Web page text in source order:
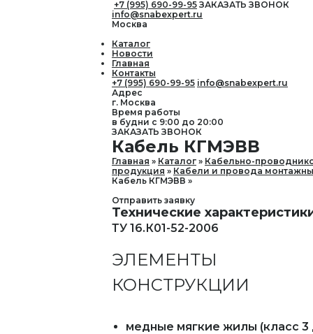
+7 (995) 690-99-95 ЗАКАЗАТЬ ЗВОНОК
info@snabexpert.ru
Москва
Каталог
Новости
Главная
Контакты
+7 (995) 690-99-95 info@snabexpert.ru
Адрес
г. Москва
Время работы
в будни с 9:00 до 20:00
ЗАКАЗАТЬ ЗВОНОК
Кабель КГМЭВВ
Главная Каталог
Кабельно-
продукция
Кабели и провода
Кабель КГМЭВВ
Отправить заявку
Технические
ТУ 16.К01-52-2006
ЭЛЕМЕНТЫ
КОНСТРУКЦИИ
медные мягкие жилы (класс 3